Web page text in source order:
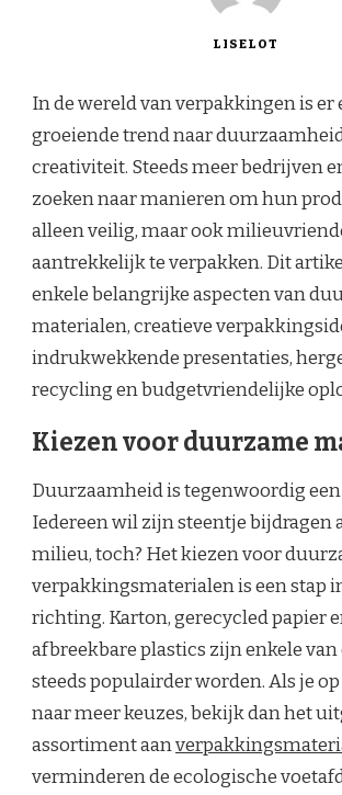
LISELOT
In de wereld van verpakkingen is er
groeiende trend naar
creativiteit. Steeds meer bedrijven
zoeken naar manieren om hun
alleen veilig, maar ook
aantrekkelijk te verpakken. Dit
enkele belangrijke aspecten van
materialen, creatieve
indrukwekkende presentaties,
recycling en budgetvriendelijke
Kiezen voor duurzame
Duurzaamheid is tegenwoordig
Iedereen wil zijn steentje bijdragen
milieu, toch? Het kiezen voor
verpakkingsmaterialen is een stap
richting. Karton, gerecycled papier
afbreekbare plastics zijn enkele van
steeds populairder worden. Als je
naar meer keuzes, bekijk dan het
assortiment aan
verminderen de ecologische